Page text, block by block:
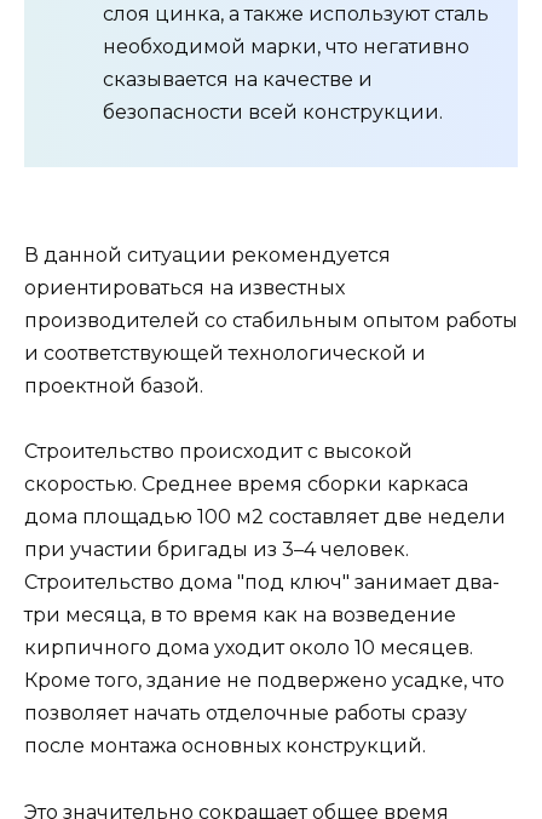
слоя цинка, а также используют сталь
необходимой марки, что негативно
сказывается на качестве и
безопасности всей конструкции.
В данной ситуации рекомендуется
ориентироваться на известных
производителей со стабильным опытом работы
и соответствующей технологической и
проектной базой.
Строительство происходит с высокой
скоростью. Среднее время сборки каркаса
дома площадью 100 м2 составляет две недели
при участии бригады из 3–4 человек.
Строительство дома "под ключ" занимает два-
три месяца, в то время как на возведение
кирпичного дома уходит около 10 месяцев.
Кроме того, здание не подвержено усадке, что
позволяет начать отделочные работы сразу
после монтажа основных конструкций.
Это значительно сокращает общее время